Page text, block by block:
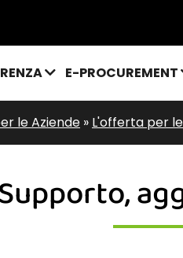
E-PROCUREMENT
le Aziende » L'offerta per
Supporto,